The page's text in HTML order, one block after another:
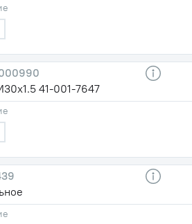
41-001-7647